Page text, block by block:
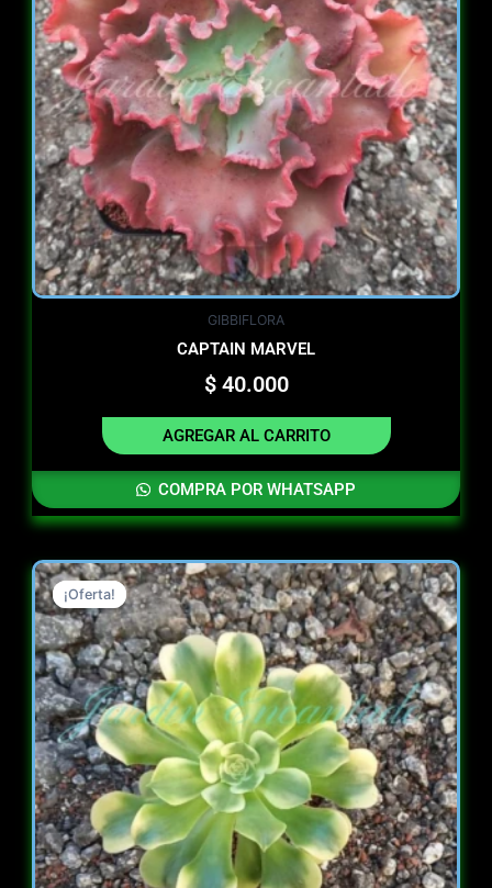
GIBBIFLORA
CAPTAIN MARVEL
$40.000
AGREGAR AL CARRITO
COMPRA POR WHATSAPP
¡Oferta!
¡Oferta!
Original
price
was:
$ 7.000.
Current
price
is:
$ 5.000.